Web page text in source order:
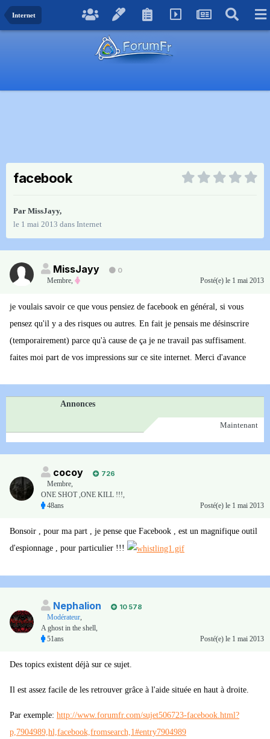
Internet
facebook
Par MissJayy,
le 1 mai 2013 dans Internet
MissJayy
0
Membre, Posté(e) le 1 mai 2013
je voulais savoir ce que vous pensiez de facebook en général, si vous
pensez qu'il y a des risques ou autres. En fait je pensais me désinscrire
(temporairement) parce qu'à cause de ça je ne travail pas suffisament.
faites moi part de vos impressions sur ce site internet. Merci d'avance
Annonces
Maintenant
cocoy
726
Membre,
ONE SHOT ,ONE KILL !!!,
48ans
Posté(e) le 1 mai 2013
Bonsoir , pour ma part , je pense que Facebook , est un magnifique outil
d'espionnage , pour particulier !!!
Nephalion
10 578
Modérateur,
A ghost in the shell,
51ans
Posté(e) le 1 mai 2013
Des topics existent déjà sur ce sujet.
Il est assez facile de les retrouver grâce à l'aide située en haut à droite.
Par exemple: http://www.forumfr.com/sujet506723-facebook.html?
p,7904989,hl,facebook,fromsearch,1#entry7904989